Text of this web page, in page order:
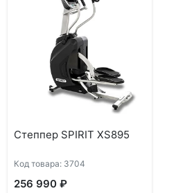
Степпер SPIRIT XS895
Код товара: 3704
256 990 ₽